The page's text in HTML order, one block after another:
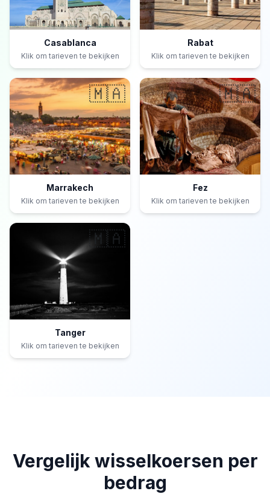
Casablanca
Klik om tarieven te bekijken
Rabat
Klik om tarieven te bekijken
🇲🇦
Marrakech
Klik om tarieven te bekijken
🇲🇦
Fez
Klik om tarieven te bekijken
🇲🇦
Tanger
Klik om tarieven te bekijken
Vergelijk wisselkoersen per
bedrag